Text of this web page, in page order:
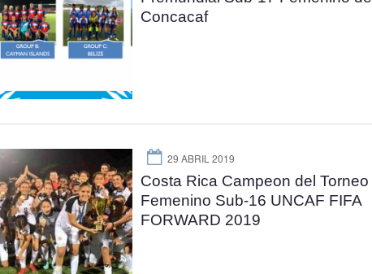
Concacaf
29 ABRIL 2019
Costa Rica Campeon del Torneo
Femenino Sub-16 UNCAF FIFA
FORWARD 2019